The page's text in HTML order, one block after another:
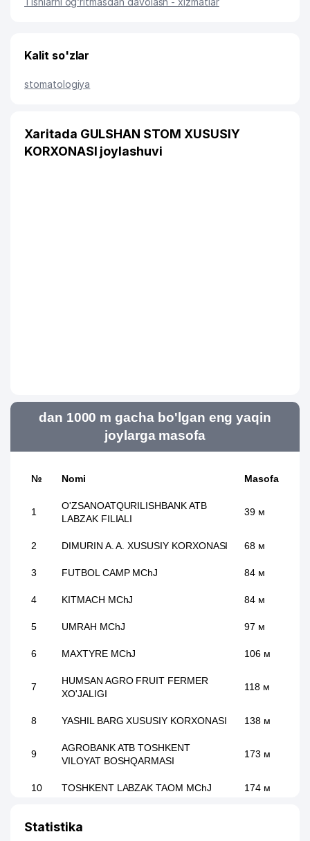
Kalit so'zlar
stomatologiya
Xaritada GULSHAN STOM XUSUSIY
KORXONASI joylashuvi
dan 1000 m gacha bo'lgan eng yaqin
joylarga masofa
№ Nomi Masofa
1
O'ZSANOATQURILISHBANK ATB
LABZAK FILIALI
39 м
2 DIMURIN A. A. XUSUSIY KORXONASI 68 м
3 FUTBOL CAMP MChJ 84 м
4 KITMACH MChJ 84 м
5 UMRAH MChJ 97 м
6 MAXTYRE MChJ 106 м
7
HUMSAN AGRO FRUIT FERMER
XO'JALIGI
118 м
8 YASHIL BARG XUSUSIY KORXONASI 138 м
9
AGROBANK ATB TOSHKENT
VILOYAT BOSHQARMASI
173 м
10 TOSHKENT LABZAK TAOM MChJ 174 м
11
MChJ
Statistika